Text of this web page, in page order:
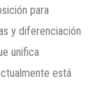
para
y diferenciación
unifica
está